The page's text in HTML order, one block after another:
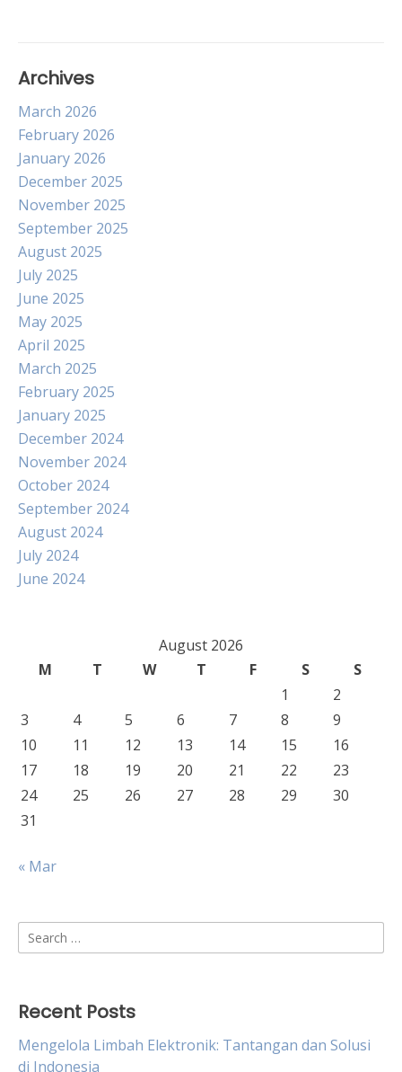
Archives
March 2026
February 2026
January 2026
December 2025
November 2025
September 2025
August 2025
July 2025
June 2025
May 2025
April 2025
March 2025
February 2025
January 2025
December 2024
November 2024
October 2024
September 2024
August 2024
July 2024
June 2024
August 2026
M
T W T F S
S
1
2
3
4 5 6 7 8
9
10
11 12 13 14 15
16
17
18 19 20 21 22
23
24
25 26 27 28 29
30
31
« Mar
Search
for:
Recent Posts
Mengelola Limbah Elektronik: Tantangan dan Solusi
di Indonesia